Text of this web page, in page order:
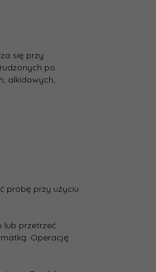
się przy
po
alkidowych,
próbę przy użyciu
lub przetrzeć
Operację